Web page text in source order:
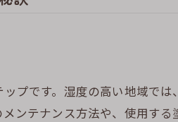
プです。湿度の高い地域で
ンテナンス方法や、使用す